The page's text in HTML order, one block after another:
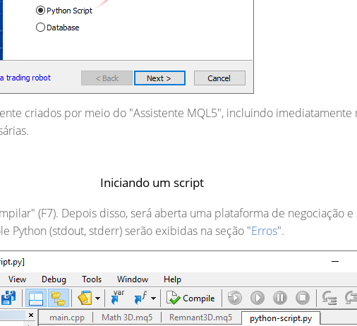
criados por meio do "Assistente MQL5", incluindo imediatamente
Iniciando um script
(F7). Depois disso, será aberta uma plataforma de negociação
Python (stdout, stderr) serão exibidas na seção "Erros".